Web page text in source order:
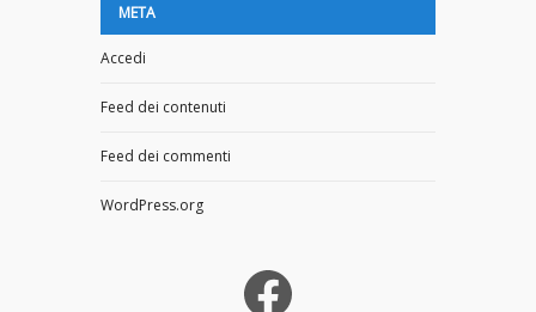
META
Accedi
Feed dei contenuti
Feed dei commenti
WordPress.org
Facebook